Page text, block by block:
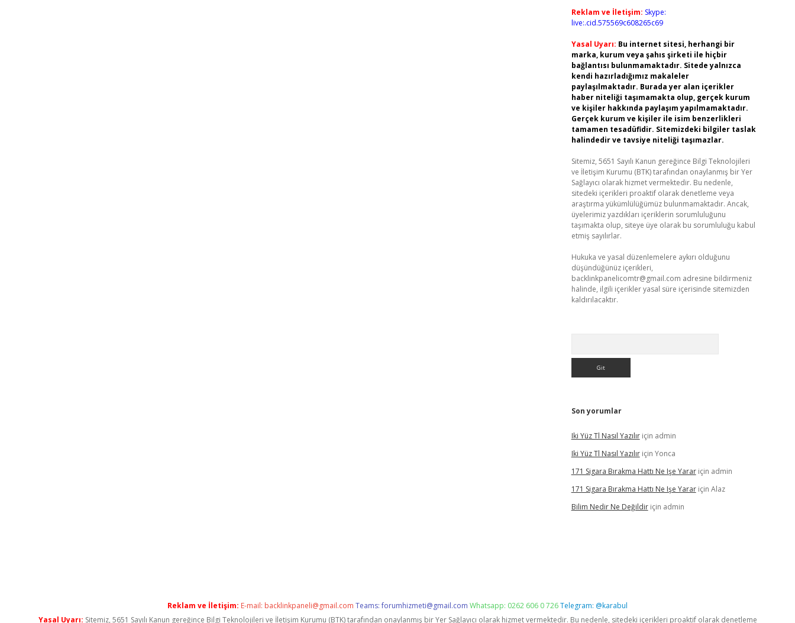
Reklam ve İletişim: Skype:
live:.cid.575569c608265c69
Yasal Uyarı: Bu internet sitesi, herhangi bir
marka, kurum veya şahıs şirketi ile hiçbir
bağlantısı bulunmamaktadır. Sitede yalnızca
kendi hazırladığımız makaleler
paylaşılmaktadır. Burada yer alan içerikler
haber niteliği taşımamakta olup, gerçek kurum
ve kişiler hakkında paylaşım yapılmamaktadır.
Gerçek kurum ve kişiler ile isim benzerlikleri
tamamen tesadüfidir. Sitemizdeki bilgiler taslak
halindedir ve tavsiye niteliği taşımazlar.
Sitemiz, 5651 Sayılı Kanun gereğince Bilgi Teknolojileri
ve İletişim Kurumu (BTK) tarafından onaylanmış bir Yer
Sağlayıcı olarak hizmet vermektedir. Bu nedenle,
sitedeki içerikleri proaktif olarak denetleme veya
araştırma yükümlülüğümüz bulunmamaktadır. Ancak,
üyelerimiz yazdıkları içeriklerin sorumluluğunu
taşımakta olup, siteye üye olarak bu sorumluluğu kabul
etmiş sayılırlar.
Hukuka ve yasal düzenlemelere aykırı olduğunu
düşündüğünüz içerikleri,
backlinkpanelicomtr@gmail.com adresine bildirmeniz
halinde, ilgili içerikler yasal süre içerisinde sitemizden
kaldırılacaktır.
Son yorumlar
Iki Yüz Tl Nasıl Yazılıriçin admin
Iki Yüz Tl Nasıl Yazılıriçin Yonca
171 Sigara Bırakma Hattı Ne Işe Yarariçin admin
171 Sigara Bırakma Hattı Ne Işe Yarariçin Alaz
Bilim Nedir Ne Değildiriçin admin
Reklam ve İletişim: E-mail: backlinkpaneli@gmail.com Teams:forumhizmeti@gmail.com Whatsapp: 0262 606 0 726Telegram: @karabul
Yasal Uyarı: Sitemiz, 5651 Sayılı Kanun gereğince Bilgi Teknolojileri ve İletişim Kurumu (BTK) tarafından onaylanmış bir Yer Sağlayıcı olarak hizmet vermektedir. Bu nedenle, sitedeki içerikleri proaktif olarak denetleme